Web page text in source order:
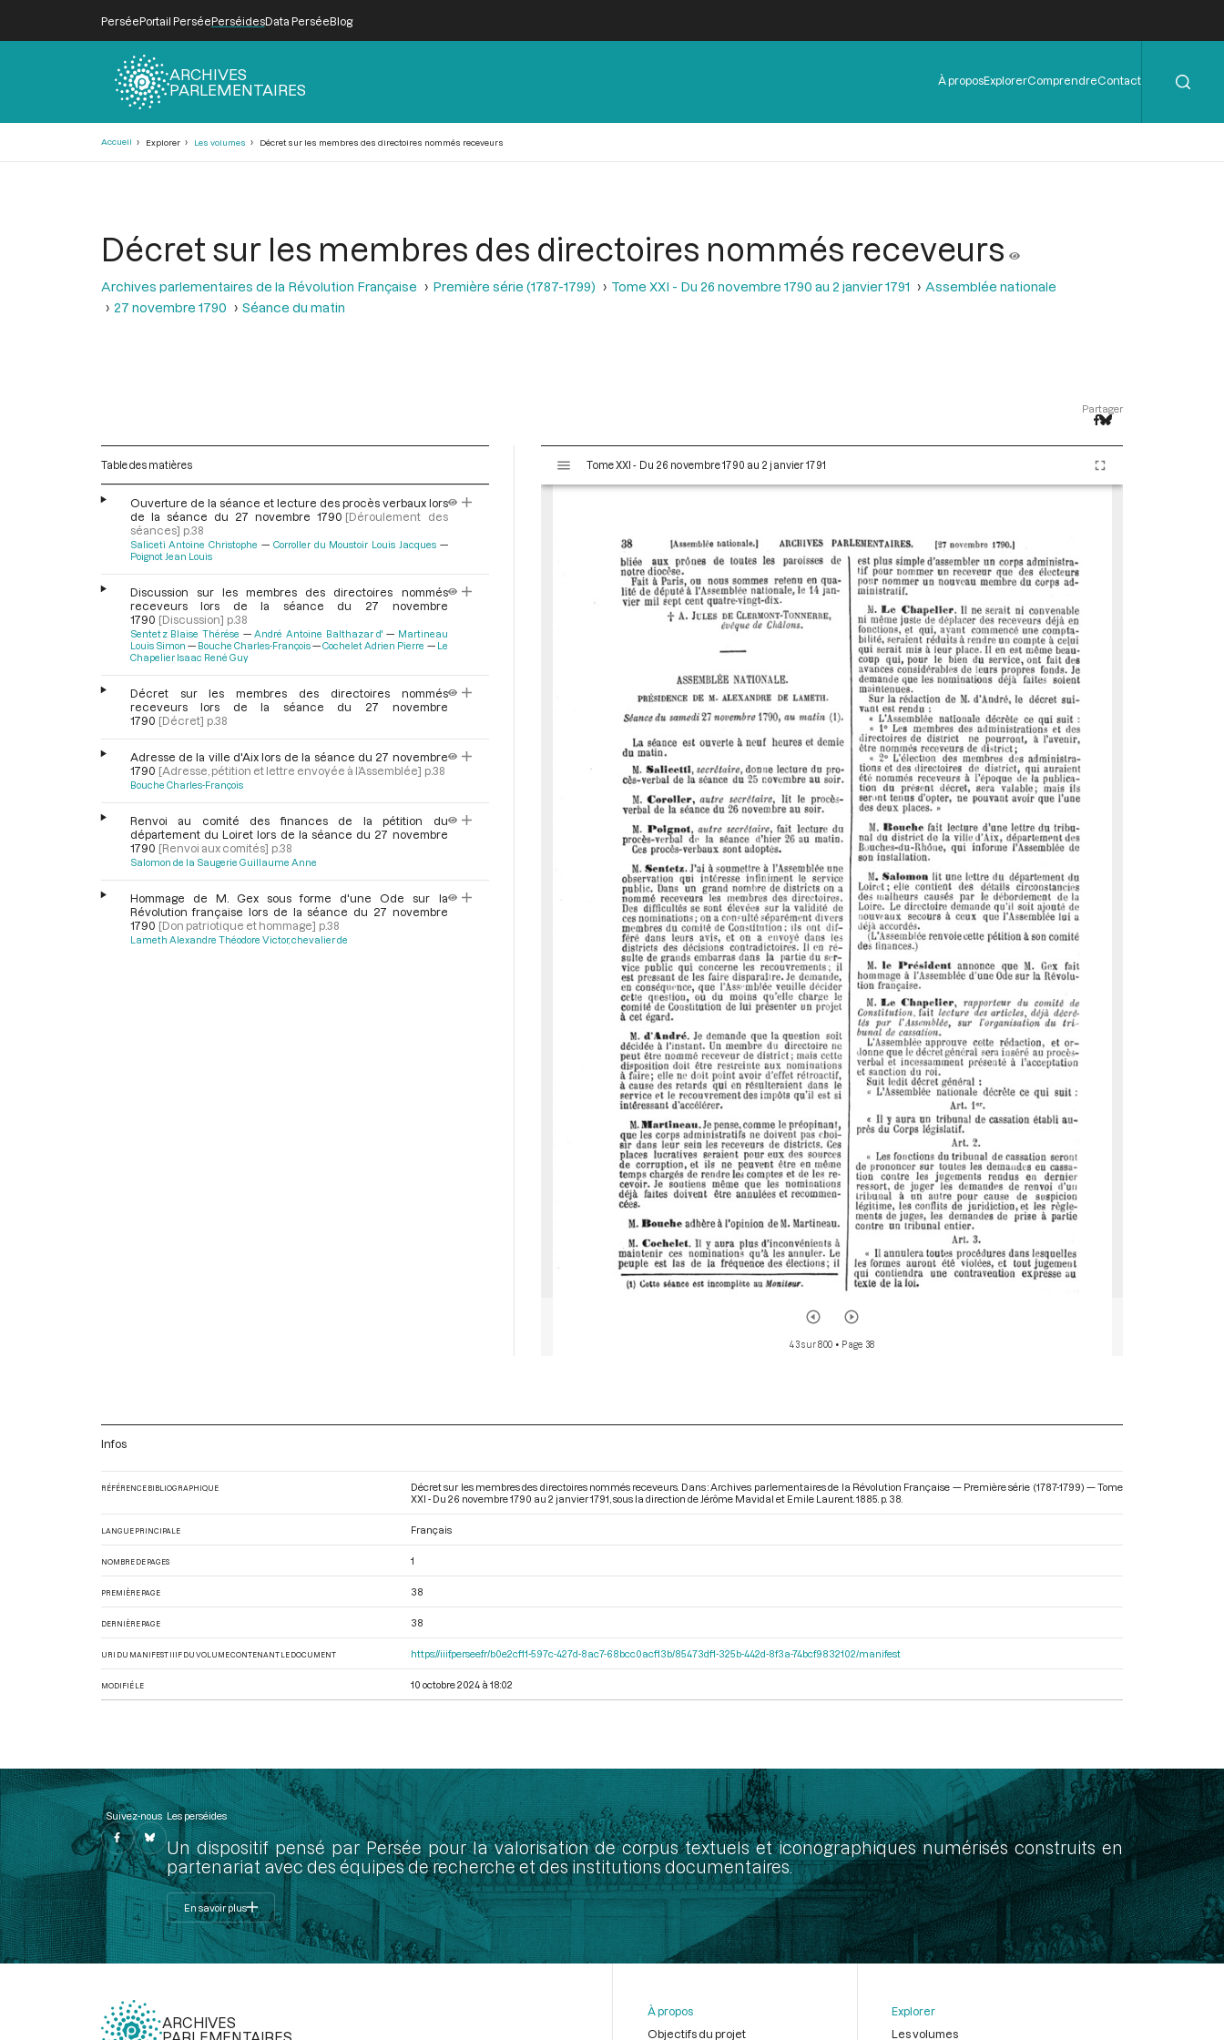
PerséePortail PerséePerséidesData PerséeBlog
ARCHIVES
PARLEMENTAIRES
Menu
de
À proposExplorerComprendreContact
Accueil Explorer Les volumes Décret sur les membres des directoires nommés receveurs
Décret sur les membres des directoires nommés receveurs
Archives parlementaires de la Révolution Française Première série (1787-1799) Tome XXI - Du 26 novembre 1790 au 2 janvier 1791
Assemblée nationale
27 novembre 1790
Séance du matin
Partager
Table des matières
Ouverture de la séance et lecture des procès verbaux lors
de la séance du 27 novembre 1790 [Déroulement des
séances] p.38
Saliceti Antoine Christophe
Corroller du Moustoir Louis Jacques
Poignot Jean Louis
Discussion sur les membres des directoires nommés
receveurs lors de la séance du 27 novembre
1790 [Discussion] p.38
Sentetz Blaise Thérése André Antoine Balthazar d'
Martineau
Louis Simon
Bouche Charles-François Cochelet Adrien Pierre
Le
Chapelier Isaac René Guy
Décret sur les membres des directoires nommés
receveurs lors de la séance du 27 novembre
1790 [Décret] p.38
Adresse de la ville d'Aix lors de la séance du 27 novembre
1790 [Adresse, pétition et lettre envoyée à l’Assemblée] p.38
Bouche Charles-François
Renvoi au comité des finances de la pétition du
département du Loiret lors de la séance du 27 novembre
1790 [Renvoi aux comités] p.38
Salomon de la Saugerie Guillaume Anne
Hommage de M. Gex sous forme d'une Ode sur la
Révolution française lors de la séance du 27 novembre
1790 [Don patriotique et hommage] p.38
Lameth Alexandre Théodore Victor, chevalier de
s
Tome XXI - Du 26 novembre 1790 au 2 janvier 1791
43 sur 800 • Page 38
Infos
RÉFÉRENCE BIBLIOGRAPHIQUE
Décret sur les membres des directoires nommés receveurs. Dans : Archives parlementaires de la Révolution Française — Première série (1787-1799) — Tome
XXI - Du 26 novembre 1790 au 2 janvier 1791 , sous la direction de Jérôme Mavidal et Emile Laurent. 1885. p. 38.
LANGUE PRINCIPALE Français
NOMBRE DE PAGES 1
PREMIÈRE PAGE 38
DERNIÈRE PAGE 38
URI DU MANIFEST IIIF DU VOLUME CONTENANT LE DOCUMENT https://iiif.persee.fr/b0e2cf11-597c-427d-8ac7-68bcc0acf13b/85473df1-325b-442d-8f3a-74bcf9832102/manifest
MODIFIÉ LE 10 octobre 2024 à 18:02
Suivez-nous Les perséides
Un dispositif pensé par Persée pour la valorisation de corpus textuels et iconographiques numérisés construits en
partenariat avec des équipes de recherche et des institutions documentaires.
En savoir plus
ARCHIVES
À propos
Objectifs du projet
Explorer
Les volumes